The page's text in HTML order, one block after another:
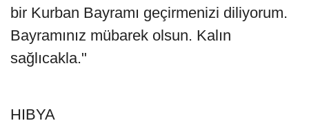
bir Kurban Bayramı geçirmenizi diliyorum.
Bayramınız mübarek olsun. Kalın
sağlıcakla."
HIBYA